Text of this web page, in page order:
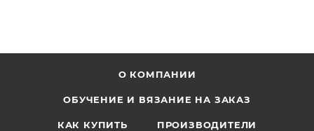
О КОМПАНИИ
ОБУЧЕНИЕ И ВЯЗАНИЕ НА ЗАКАЗ
КАК КУПИТЬ ПРОИЗВОДИТЕЛИ